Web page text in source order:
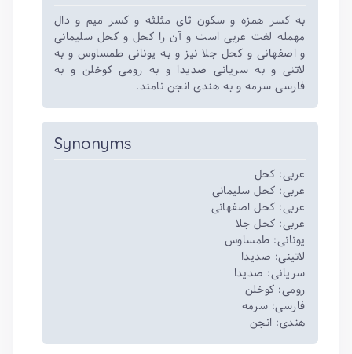
به کسر همزه و سکون ثای مثلثه و کسر میم و دال
مهمله لغت عربی است و آن را کحل و کحل سلیمانی
و اصفهانی و کحل جلا نیز و به یونانی طمساوس و به
لاتنی و به سریانی صدیدا و به رومی کوخلن و به
فارسی سرمه و به هندی انجن نامند.
Synonyms
عربی: کحل
عربی: کحل سلیمانی
عربی: کحل اصفهانی
عربی: کحل جلا
یونانی: طمساوس
لاتینی: صدیدا
سریانی: صدیدا
رومی: کوخلن
فارسی: سرمه
هندی: انجن